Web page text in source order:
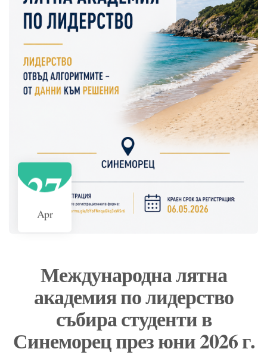
27
Apr
Международна лятна
академия по лидерство
събира студенти в
Синеморец през юни 2026 г.